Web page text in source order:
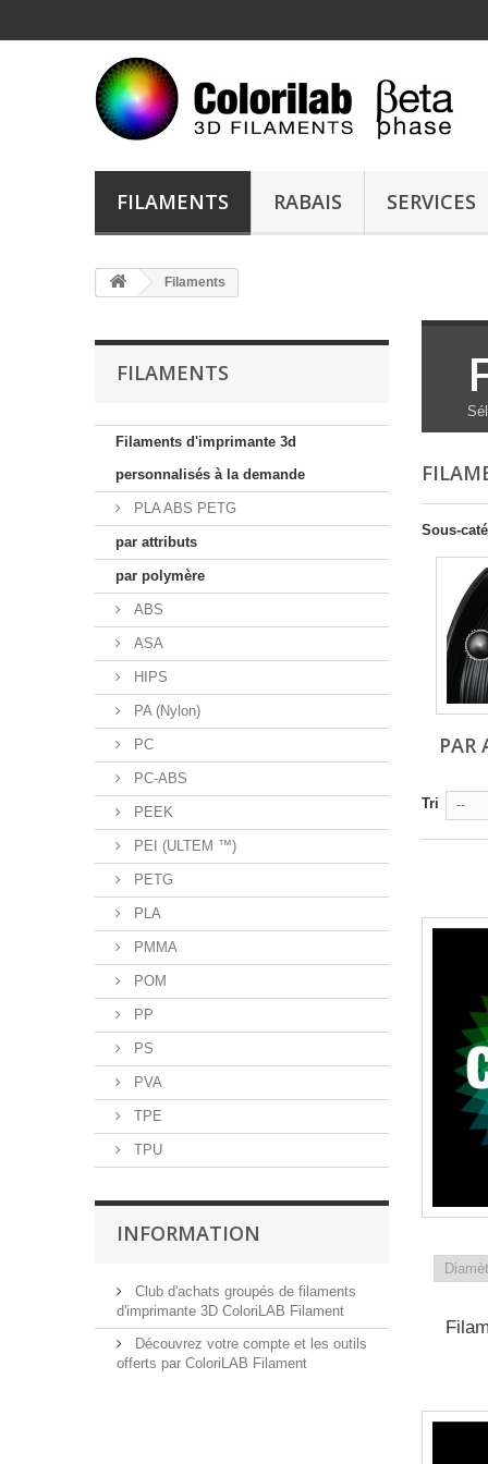
FILAMENTS RABAIS SERVICES
Filaments
FILAMENTS
Filaments d'imprimante 3d
personnalisés à la demande
PLA ABS PETG
par attributs
par polymère
ABS
ASA
HIPS
PA (Nylon)
PC
PC-ABS
PEEK
PEI (ULTEM ™)
PETG
PLA
PMMA
POM
PP
PS
PVA
TPE
TPU
INFORMATION
Club d'achats groupés de filaments
d'imprimante 3D ColoriLAB Filament
Découvrez votre compte et les outils
offerts par ColoriLAB Filament
Sous-
PAR
Tri --